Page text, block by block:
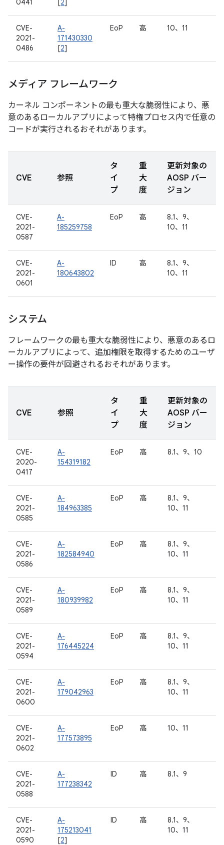
0441 2
CVE-
2021-
0486
A-
171430330
[2]
EoP 高 10、11
メディア フレームワーク
カーネル コンポーネントの最も重大な脆弱性により、悪
意のあるローカルアプリによって特権プロセス内で任意の
コードが実行されるおそれがあります。
CVE 参照
タ
イ
プ
重
大
度
更新対象の
AOSP バー
ジョン
CVE-
2021-
0587
A-
185259758
EoP 高
8.1、9、
10、11
CVE-
2021-
0601
A-
180643802
ID 高
8.1、9、
10、11
システム
フレームワークの最も重大な脆弱性により、悪意のあるロ
ーカルアプリによって、追加権限を取得するためのユーザ
ー操作の要件が回避されるおそれがあります。
CVE 参照
タ
イ
プ
重
大
度
更新対象の
AOSP バー
ジョン
CVE-
2020-
0417
A-
154319182
EoP 高 8.1、9、10
CVE-
2021-
0585
A-
184963385
EoP 高
8.1、9、
10、11
CVE-
2021-
0586
A-
182584940
EoP 高
8.1、9、
10、11
CVE-
2021-
0589
A-
180939982
EoP 高
8.1、9、
10、11
CVE-
2021-
0594
A-
176445224
EoP 高
8.1、9、
10、11
CVE-
2021-
0600
A-
179042963
EoP 高
8.1、9、
10、11
CVE-
2021-
0602
A-
177573895
EoP 高 10、11
CVE-
2021-
0588
A-
177238342
ID 高 8.1、9
CVE-
2021-
0590
A-
175213041
[2]
ID 高
8.1、9、
10、11